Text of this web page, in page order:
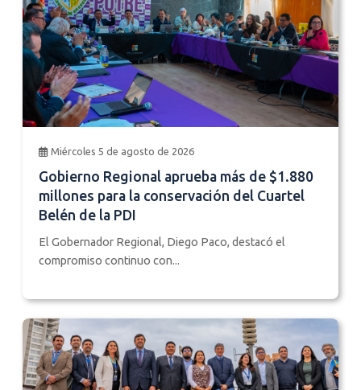
Miércoles 5 de agosto de 2026
Gobierno Regional aprueba más de $1.880
millones para la conservación del Cuartel
Belén de la PDI
El Gobernador Regional, Diego Paco, destacó el
compromiso continuo con...